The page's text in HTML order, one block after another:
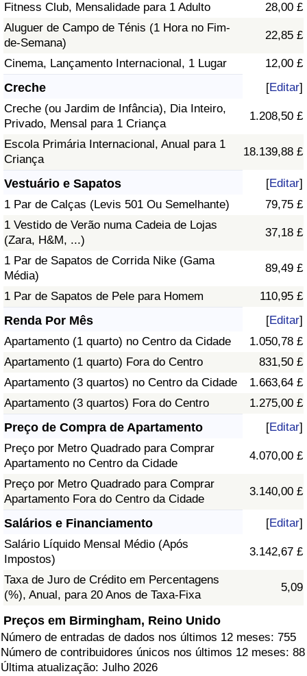
Fitness Club, Mensalidade para 1 Adulto
28,00 £
Aluguer de Campo de Ténis (1 Hora no Fim-
de-Semana)
22,85 £
Cinema, Lançamento Internacional, 1 Lugar 12,00 £
Creche [Editar]
Creche (ou Jardim de Infância), Dia Inteiro,
Privado, Mensal para 1 Criança
1.208,50 £
Escola Primária Internacional, Anual para 1
Criança
18.139,88 £
Vestuário e Sapatos [Editar]
1 Par de Calças (Levis 501 Ou Semelhante)
79,75 £
1 Vestido de Verão numa Cadeia de Lojas
(Zara, H&M, ...)
37,18 £
1 Par de Sapatos de Corrida Nike (Gama
Média)
89,49 £
1 Par de Sapatos de Pele para Homem 110,95 £
Renda Por Mês [Editar]
Apartamento (1 quarto) no Centro da Cidade
1.050,78 £
Apartamento (1 quarto) Fora do Centro
831,50 £
Apartamento (3 quartos) no Centro da Cidade
1.663,64 £
Apartamento (3 quartos) Fora do Centro
1.275,00 £
Preço de Compra de Apartamento [Editar]
Preço por Metro Quadrado para Comprar
Apartamento no Centro da Cidade
4.070,00 £
Preço por Metro Quadrado para Comprar
Apartamento Fora do Centro da Cidade
3.140,00 £
Salários e Financiamento [Editar]
Salário Líquido Mensal Médio (Após
Impostos)
3.142,67 £
Taxa de Juro de Crédito em Percentagens
(%), Anual, para 20 Anos de Taxa-Fixa
5,09
Preços em Birmingham, Reino Unido
Número de entradas de dados nos últimos 12 meses: 755
Número de contribuidores únicos nos últimos 12 meses: 88
Última atualização: Julho 2026